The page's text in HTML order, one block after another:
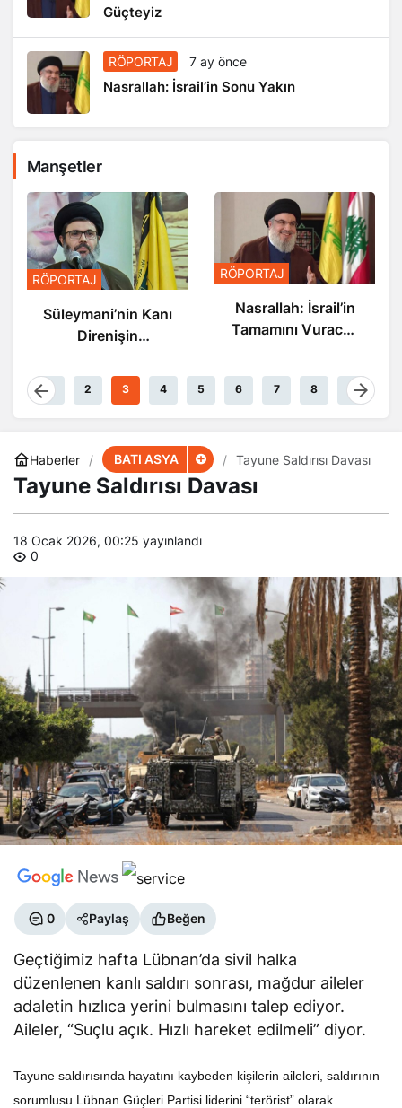
Güçteyiz
RÖPORTAJ 7 ay önce
Nasrallah: İsrail’in Sonu Yakın
Manşetler
RÖPORTAJ
Süleymani’nin Kanı
Direnişin
Damarlarında
Akıyor
RÖPORTAJ
Nasrallah: İsrail’in
Tamamını Vuracak
1 2 3 4 5 6 7 8 9
Haberler BATI ASYA Tayune Saldırısı Davası
Tayune Saldırısı Davası
18 Ocak 2026, 00:25 yayınlandı
0
0 Paylaş Beğen
Geçtiğimiz hafta Lübnan’da sivil halka
düzenlenen kanlı saldırı sonrası, mağdur aileler
adaletin hızlıca yerini bulmasını talep ediyor.
Aileler, “Suçlu açık. Hızlı hareket edilmeli” diyor.
Tayune saldırısında hayatını kaybeden kişilerin aileleri, saldırının
sorumlusu Lübnan Güçleri Partisi liderini “terörist” olarak